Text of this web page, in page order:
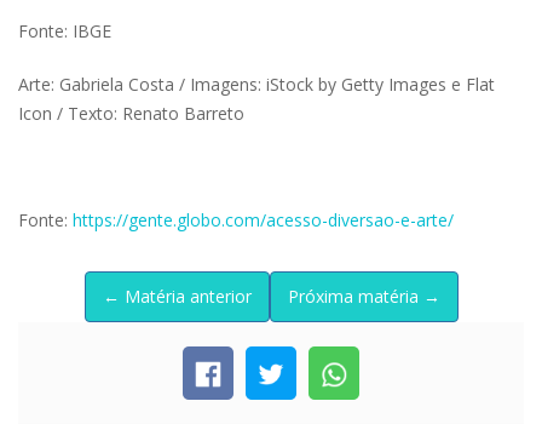
Fonte: IBGE
Arte: Gabriela Costa / Imagens: iStock by Getty Images e Flat
Icon / Texto: Renato Barreto
Fonte: https://gente.globo.com/acesso-diversao-e-arte/
← Matéria anterior Próxima matéria →